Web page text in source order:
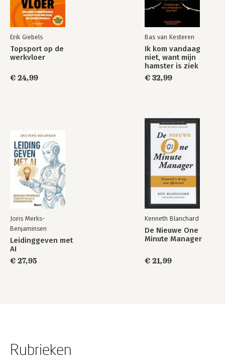
Erik Giebels
Topsport op de
werkvloer
€ 24,99
Bas van Kesteren
Ik kom vandaag
niet, want mijn
hamster is ziek
€ 32,99
Joris Merks-
Benjaminsen
Leidinggeven met
AI
€ 27,95
Kenneth Blanchard
De Nieuwe One
Minute Manager
€ 21,99
Rubrieken